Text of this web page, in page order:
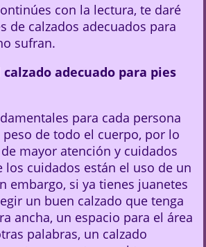
con la lectura, te daré
de calzados adecuados para
sufran.
adecuado para pies
para cada persona
peso de todo el cuerpo, por lo
mayor atención y cuidados
los cuidados están el uso de un
embargo, si ya tienes juanetes
un buen calzado que tenga
ancha, un espacio para el área
palabras, un calzado